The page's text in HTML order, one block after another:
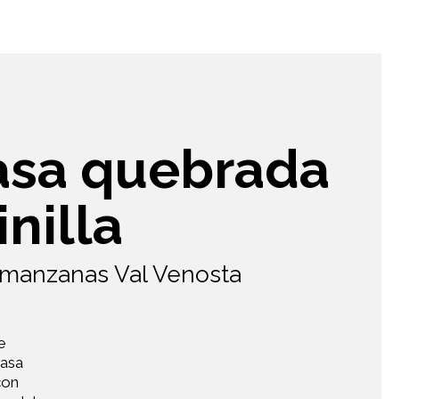
quebrada
Val Venosta